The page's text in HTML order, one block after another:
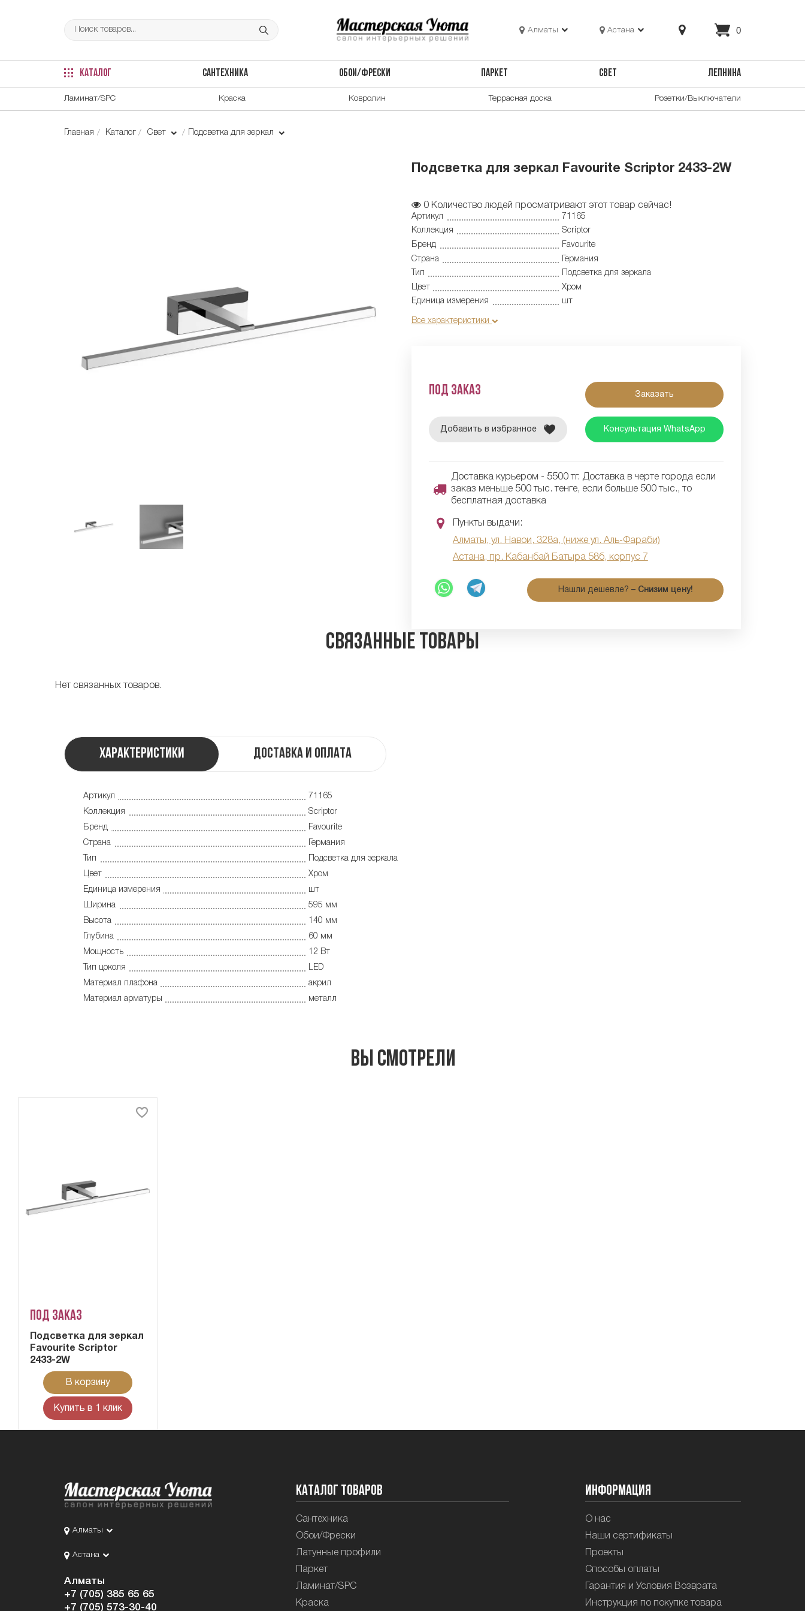
Алматы Астана 0
КАТАЛОГ САНТЕХНИКА ОБОИ/ФРЕСКИ ПАРКЕТ СВЕТ ЛЕПНИНА
Ламинат/SPC Краска Ковролин Террасная доска Розетки/Выключатели
Главная Каталог Свет Подсветка для зеркал
Подсветка для зеркал Favourite Scriptor 2433-2W
0 Количество людей просматривают этот товар сейчас!
Артикул
71165
Коллекция
Scriptor
Бренд
Favourite
Страна
Германия
Тип
Подсветка для зеркала
Цвет
Хром
Единица измерения
шт
Все характеристики
Под заказ Заказать
Добавить в избранное Консультация WhatsApp
Доставка курьером - 5500 тг. Доставка в черте города если
заказ меньше 500 тыс. тенге, если больше 500 тыс., то
бесплатная доставка
Пункты выдачи:
Алматы, ул. Навои, 328а, (ниже ул. Аль-Фараби)
Астана, пр. Кабанбай Батыра 58б, корпус 7
Нашли дешевле? – Снизим цену!
Связанные товары
Нет связанных товаров.
Характеристики Доставка и оплата
Артикул
71165
Коллекция
Scriptor
Бренд
Favourite
Страна
Германия
Тип
Подсветка для зеркала
Цвет
Хром
Единица измерения
шт
Ширина
595 мм
Высота
140 мм
Глубина
60 мм
Мощность
12 Вт
Тип цоколя
LED
Материал плафона
акрил
Материал арматуры
металл
Вы смотрели
Под заказ
Подсветка для зеркал
Favourite Scriptor
2433-2W
В корзину
Купить в 1 клик
Алматы
Астана
Алматы
+7 (705) 385 65 65
+7 (705) 573-30-40
Каталог товаров
Сантехника
Обои/Фрески
Латунные профили
Паркет
Ламинат/SPC
Краска
Информация
О нас
Наши сертификаты
Проекты
Способы оплаты
Гарантия и Условия Возврата
Инструкция по покупке товара